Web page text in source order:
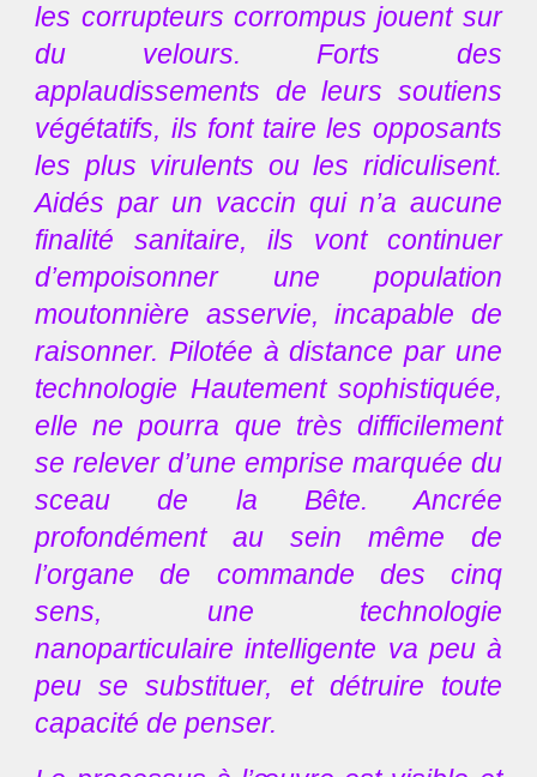
les corrupteurs corrompus jouent sur
du velours. Forts des
applaudissements de leurs soutiens
végétatifs, ils font taire les opposants
les plus virulents ou les ridiculisent.
Aidés par un vaccin qui n’a aucune
finalité sanitaire, ils vont continuer
d’empoisonner une population
moutonnière asservie, incapable de
raisonner. Pilotée à distance par une
technologie Hautement sophistiquée,
elle ne pourra que très difficilement
se relever d’une emprise marquée du
sceau de la Bête. Ancrée
profondément au sein même de
l’organe de commande des cinq
sens, une technologie
nanoparticulaire intelligente va peu à
peu se substituer, et détruire toute
capacité de penser.